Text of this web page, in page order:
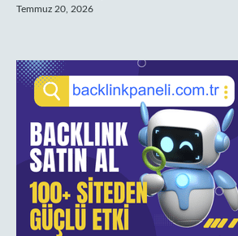
Temmuz 20, 2026